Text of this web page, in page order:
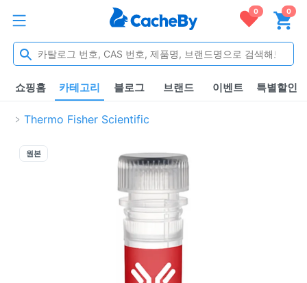
0 0
쇼핑홈 카테고리 블로그 브랜드 이벤트 특별할인
Thermo Fisher Scientific
원본